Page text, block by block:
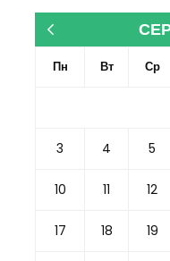
Пн Вт Ср
3 4 5
10 11 12
17 18 19